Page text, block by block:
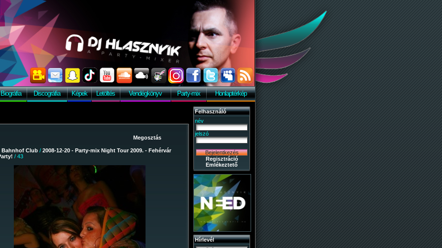
Biográfia Discográfia Képek Letöltés Vendégkönyv Party-mix Honlaptérkép
Bahnhof Club / 2008-12-20 - Party-mix Night Tour 2009. - Fehérvár
/ 43
Felhasználó
név
jelszó
Regisztráció
Emlékeztető
Hírlevél